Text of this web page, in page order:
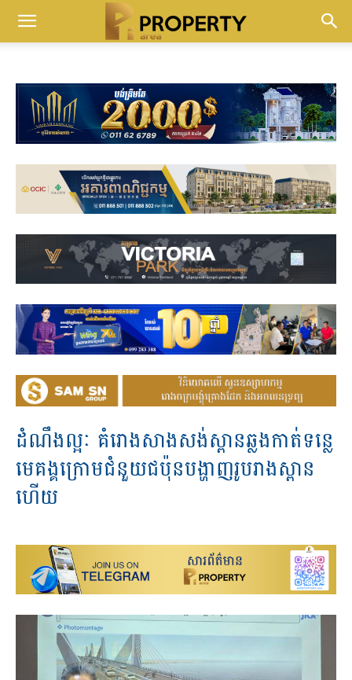
ដំណឹងល្អៈ គំរោង​សាងសង់​ស្ពាន​ឆ្លង​កាត់​ទន្លេ​
មេគង្គ​ក្រោម​ជំនួយ​ជប៉ុន​បង្ហាញ​រូប​រាង​ស្ពាន​
ហើយ​